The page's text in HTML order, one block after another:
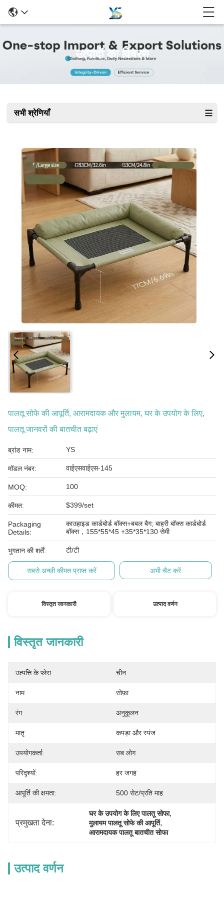
उत्पादों का विवरण
सभी श्रेणियाँ
पालतू सोफे की आपूर्ति, आरामदायक और मुलायम, घर के उपयोग के लिए,
पालतू जानवरों की बातचीत बढ़ाएं
ब्रांड नाम: YS
मॉडल नंबर: वाईएसवाईएस-145
MOQ: 100
कीमत: $399/set
Packaging
Details:
काउहाइड कार्डबोर्ड बॉक्स+बबल बैग; बाहरी बॉक्स कार्डबोर्ड
बॉक्स，155*55*45 +35*35*130 सेमी
भुगतान की शर्तें: टी/टी
सबसे अच्छी कीमत प्राप्त करें अभी चैट करें
विस्तृत जानकारी उत्पाद वर्णन
विस्तृत जानकारी
उत्पत्ति के प्लेस: चीन
नाम: सोफ़ा
रंग: अनुकूलन
मातृ: कपड़ा और स्पंज
उपयोगकर्ता: सब लोग
परिदृश्यों: हर जगह
आपूर्ति की क्षमता: 500 सेट/प्रति माह
प्रमुखता देना:
घर के उपयोग के लिए पालतू सोफा,
मुलायम पालतू सोफे की आपूर्ति,
आरामदायक पालतू बातचीत सोफा
उत्पाद वर्णन